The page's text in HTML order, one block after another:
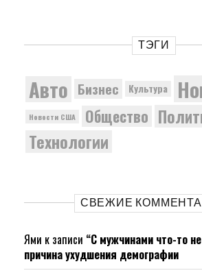
ТЭГИ
Авто Бизнес Культура
Новости США Общество
Технологии
СВЕЖИЕ
Ями к записи “С мужчинами что-то
причина ухудшения демографии